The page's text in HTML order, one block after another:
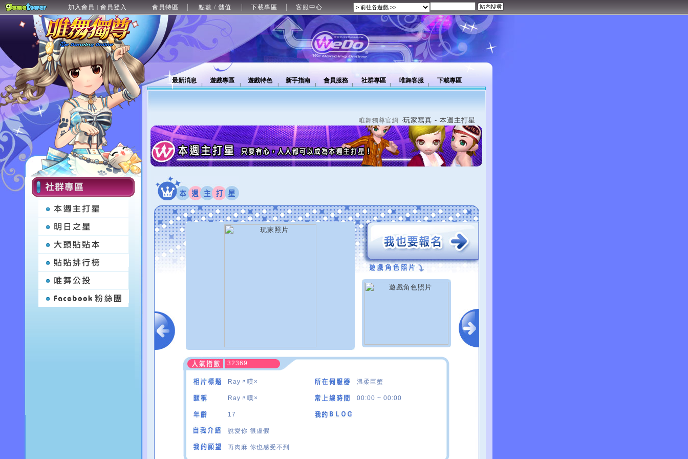
加入會員 | 會員登入 會員特區 點數 / 儲值 下載專區 客服中心
最新消息 遊戲專區 遊戲特色 新手指南 會員服務 社群專區 唯舞客服 下載專區
唯舞獨尊官網 ‧玩家寫真 - 本週主打星
32369
Ray〃噗× 溫柔巨蟹
Ray〃噗× 00:00 ~ 00:00
17
說愛你 很虛假
再肉麻 你也感受不到